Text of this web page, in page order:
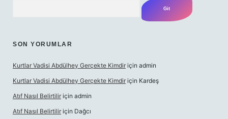
SON YORUMLAR
Kurtlar Vadisi Abdülhey Gerçekte Kimdir için admin
Kurtlar Vadisi Abdülhey Gerçekte Kimdir için Kardeş
Atıf Nasıl Belirtilir için admin
Atıf Nasıl Belirtilir için Dağcı